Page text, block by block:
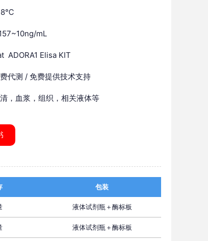
8℃
mL
ADORA1 Elisa KIT
代测 / 免费提供技术支持
，血浆，组织，相关液体等
包装
液体试剂瓶＋酶标板
液体试剂瓶＋酶标板